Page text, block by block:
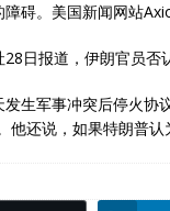
碍。美国新闻网站
日报道，伊朗官员否
生军事冲突后停火
他还说，如果特朗普